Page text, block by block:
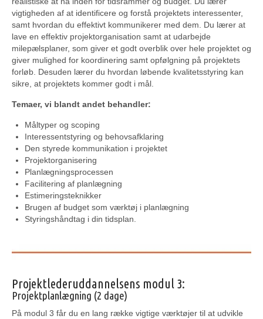
vigtigheden af at identificere og forstå projektets interessenter,
samt hvordan du effektivt kommunikerer med dem. Du lærer at
lave en effektiv projektorganisation samt at udarbejde
milepælsplaner, som giver et godt overblik over hele projektet og
giver mulighed for koordinering samt opfølgning på projektets
forløb. Desuden lærer du hvordan løbende kvalitetsstyring kan
sikre, at projektets kommer godt i mål.
Temaer, vi blandt andet behandler:
Måltyper og scoping
Interessentstyring og behovsafklaring
Den styrede kommunikation i projektet
Projektorganisering
Planlægningsprocessen
Facilitering af planlægning
Estimeringsteknikker
Brugen af budget som værktøj i planlægning
Styringshåndtag i din tidsplan.
Projektlederuddannelsens modul 3:
Projektplanlægning (2 dage)
På modul 3 får du en lang række vigtige værktøjer til at udvikle